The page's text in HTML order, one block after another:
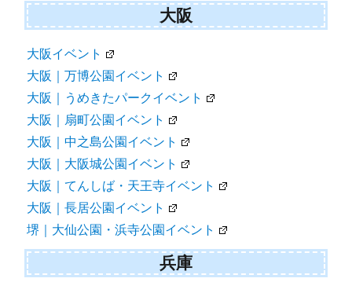
大阪
大阪イベント
大阪｜万博公園イベント
大阪｜うめきたパークイベント
大阪｜扇町公園イベント
大阪｜中之島公園イベント
大阪｜大阪城公園イベント
大阪｜てんしば・天王寺イベント
大阪｜長居公園イベント
堺｜大仙公園・浜寺公園イベント
兵庫